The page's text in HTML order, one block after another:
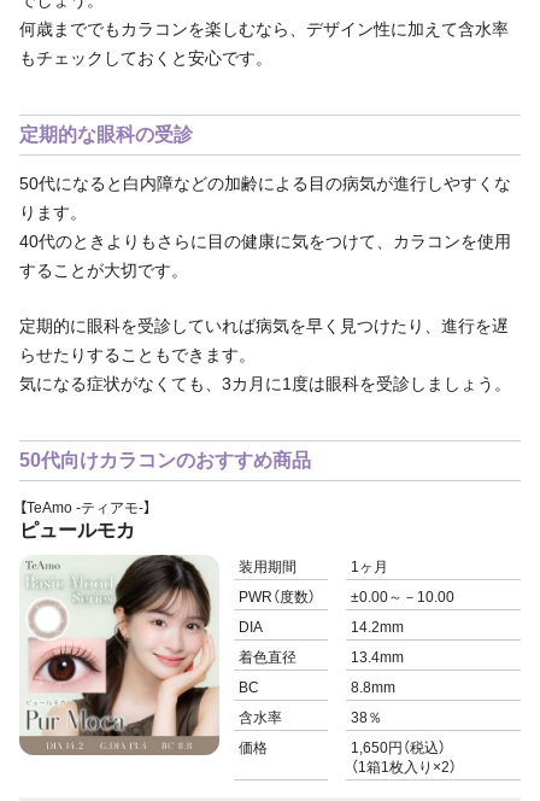
何歳まででもカラコンを楽しむなら、デザイン性に加えて含水率
もチェックしておくと安心です。
定期的な眼科の受診
50代になると白内障などの加齢による目の病気が進行しやすくな
ります。
40代のときよりもさらに目の健康に気をつけて、カラコンを使用
することが大切です。
定期的に眼科を受診していれば病気を早く見つけたり、進行を遅
らせたりすることもできます。
気になる症状がなくても、3カ月に1度は眼科を受診しましょう。
50代向けカラコンのおすすめ商品
【TeAmo -ティアモ-】
ピュールモカ
装用期間
1ヶ月
PWR （度数）
±0.00～－10.00
DIA
14.2mm
着色直径
13.4mm
BC
8.8mm
含水率
38％
価格
1,650円（税込）
（1箱1枚入り×2）